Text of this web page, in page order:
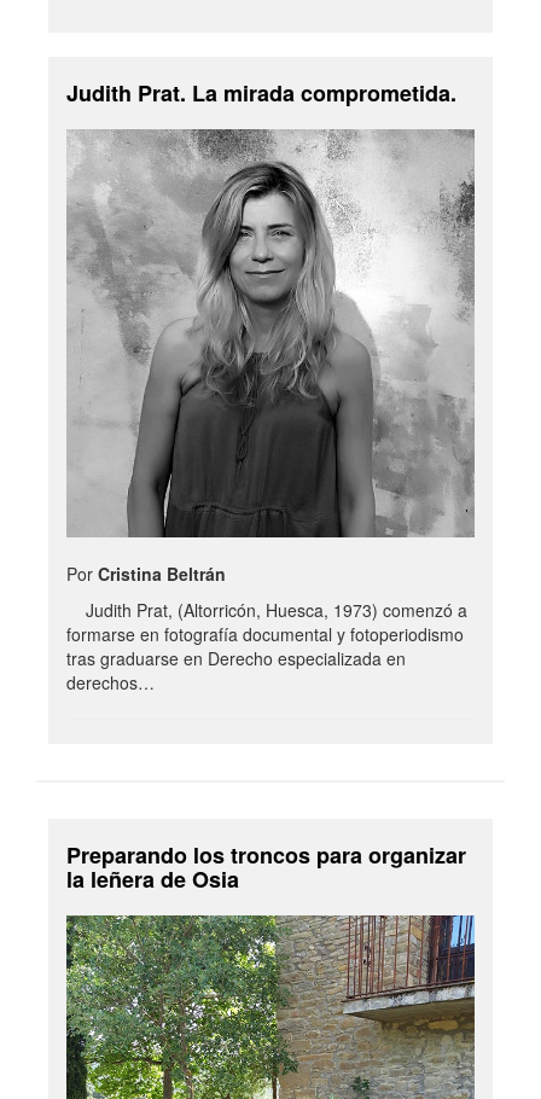
Judith Prat. La mirada comprometida.
Por Cristina Beltrán
Judith Prat, (Altorricón, Huesca, 1973) comenzó a
formarse en fotografía documental y fotoperiodismo
tras graduarse en Derecho especializada en
derechos…
Preparando los troncos para organizar
la leñera de Osia